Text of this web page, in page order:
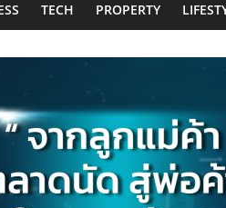
TECH PROPERTY